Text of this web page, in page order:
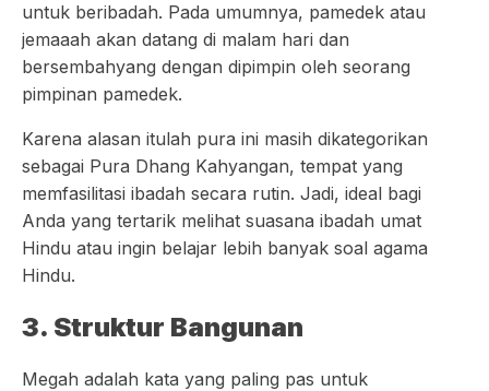
untuk beribadah. Pada umumnya, pamedek atau
jemaaah akan datang di malam hari dan
bersembahyang dengan dipimpin oleh seorang
pimpinan pamedek.
Karena alasan itulah pura ini masih dikategorikan
sebagai Pura Dhang Kahyangan, tempat yang
memfasilitasi ibadah secara rutin. Jadi, ideal bagi
Anda yang tertarik melihat suasana ibadah umat
Hindu atau ingin belajar lebih banyak soal agama
Hindu.
3. Struktur Bangunan
Megah adalah kata yang paling pas untuk